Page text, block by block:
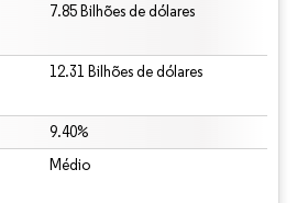
7.85 Bilhões de dólares
12.31 Bilhões de dólares
9.40%
Médio